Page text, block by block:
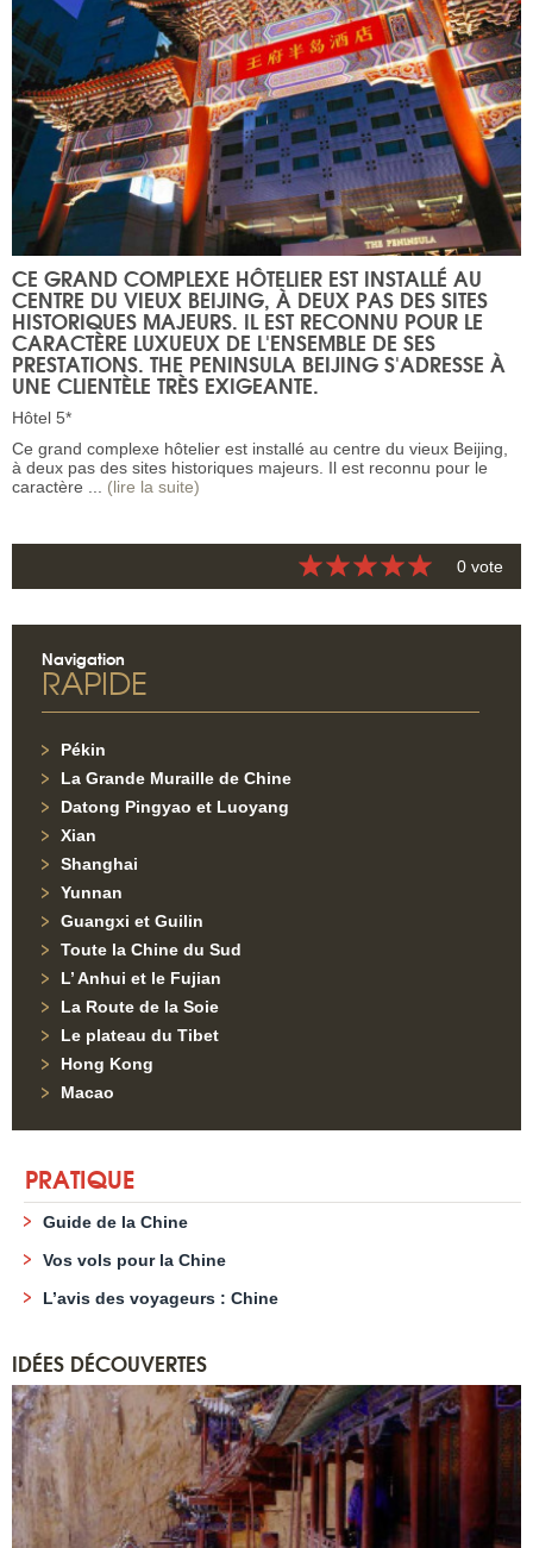
CE GRAND COMPLEXE HÔTELIER EST INSTALLÉ AU
CENTRE DU VIEUX BEIJING, À DEUX PAS DES SITES
HISTORIQUES MAJEURS. IL EST RECONNU POUR LE
CARACTÈRE LUXUEUX DE L'ENSEMBLE DE SES
PRESTATIONS. THE PENINSULA BEIJING S'ADRESSE À
UNE CLIENTÈLE TRÈS EXIGEANTE.
Hôtel 5*
Ce grand complexe hôtelier est installé au centre du vieux Beijing,
à deux pas des sites historiques majeurs. Il est reconnu pour le
caractère ... (lire la suite)
0 vote
Navigation
RAPIDE
Pékin
La Grande Muraille de Chine
Datong Pingyao et Luoyang
Xian
Shanghai
Yunnan
Guangxi et Guilin
Toute la Chine du Sud
L’ Anhui et le Fujian
La Route de la Soie
Le plateau du Tibet
Hong Kong
Macao
PRATIQUE
Guide de la Chine
Vos vols pour la Chine
L’avis des voyageurs : Chine
IDÉES DÉCOUVERTES